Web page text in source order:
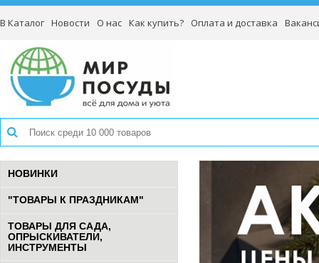
В Каталог Новости О нас Как купить? Оплата и доставка
НОВИНКИ
"ТОВАРЫ К ПРАЗДНИКАМ"
ТОВАРЫ ДЛЯ САДА,
ОПРЫСКИВАТЕЛИ,
ИНСТРУМЕНТЫ